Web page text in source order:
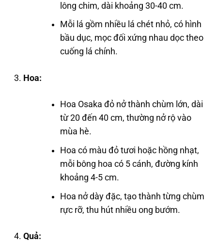
lông chim, dài khoảng 30-40 cm.
Mỗi lá gồm nhiều lá chét nhỏ, có hình
bầu dục, mọc đối xứng nhau dọc theo
cuống lá chính.
Hoa:
Hoa Osaka đỏ nở thành chùm lớn, dài
từ 20 đến 40 cm, thường nở rộ vào
mùa hè.
Hoa có màu đỏ tươi hoặc hồng nhạt,
mỗi bông hoa có 5 cánh, đường kính
khoảng 4-5 cm.
Hoa nở dày đặc, tạo thành từng chùm
rực rỡ, thu hút nhiều ong bướm.
Quả: